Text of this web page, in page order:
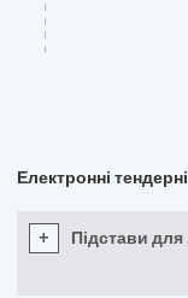
Електронні
+ Підстави для